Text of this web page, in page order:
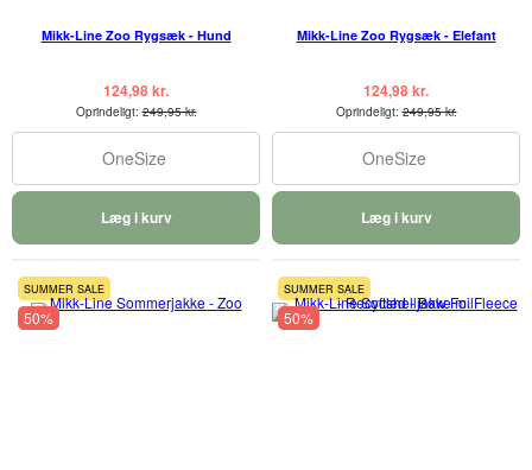
Mikk-Line Zoo Rygsæk - Hund
124,98 kr.
Oprindeligt:249,95 kr.
OneSize
Læg i kurv
Mikk-Line Zoo Rygsæk - Elefant
124,98 kr.
Oprindeligt:249,95 kr.
OneSize
Læg i kurv
SUMMER SALE
50%
SUMMER SALE
50%